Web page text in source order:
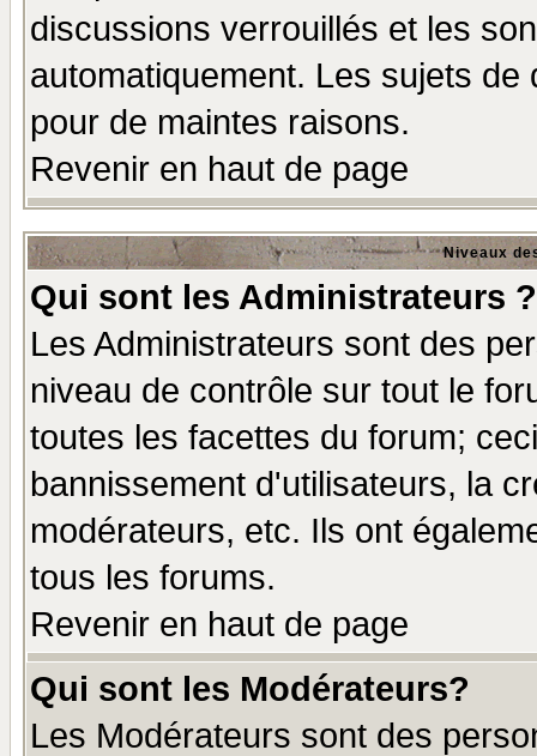
discussions verrouillés et les
automatiquement. Les sujets
pour de maintes raisons.
Revenir en haut de page
Niveaux
Qui sont les Administrateurs ?
Les Administrateurs sont des
niveau de contrôle sur tout le
toutes les facettes du forum;
bannissement d'utilisateurs, la
modérateurs, etc. Ils ont
tous les forums.
Revenir en haut de page
Qui sont les Modérateurs?
Les Modérateurs sont des